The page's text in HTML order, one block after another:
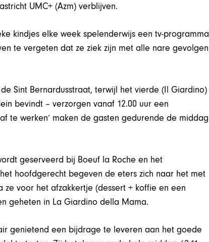
UMC+ (Azm) verblijven.
kindjes elke week spelenderwijs een tv-programma
te vergeten dat ze ziek zijn met alle nare gevolgen
Sint Bernardusstraat, terwijl het vierde (Il Giardino)
bevindt – verzorgen vanaf 12.00 uur een
te werken’ maken de gasten gedurende de middag
geserveerd bij Boeuf la Roche en het
hoofdgerecht begeven de eters zich naar het met
voor het afzakkertje (dessert + koffie en een
geheten in La Giardino della Mama.
genietend een bijdrage te leveren aan het goede